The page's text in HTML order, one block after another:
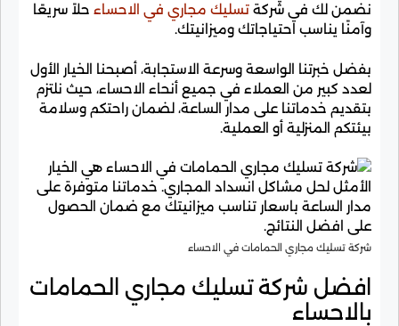
نضمن لك في شركة تسليك مجاري في الاحساء حلاً سريعًا
وآمنًا يناسب احتياجاتك وميزانيتك.
بفضل خبرتنا الواسعة وسرعة الاستجابة، أصبحنا الخيار الأول
لعدد كبير من العملاء في جميع أنحاء الاحساء، حيث نلتزم
بتقديم خدماتنا على مدار الساعة، لضمان راحتكم وسلامة
بيئتكم المنزلية أو العملية.
شركة تسليك مجاري الحمامات في الاحساء
افضل شركة تسليك مجاري الحمامات
بالاحساء